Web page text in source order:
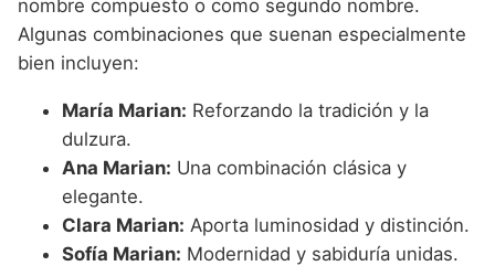
nombre compuesto o como segundo nombre.
Algunas combinaciones que suenan especialmente
bien incluyen:
María Marian: Reforzando la tradición y la
dulzura.
Ana Marian: Una combinación clásica y
elegante.
Clara Marian: Aporta luminosidad y distinción.
Sofía Marian: Modernidad y sabiduría unidas.